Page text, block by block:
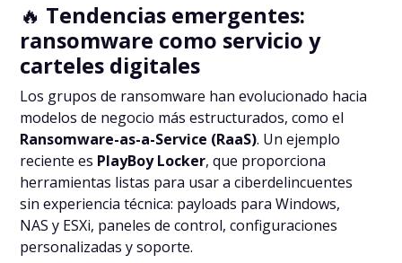
🔥 Tendencias emergentes:
ransomware como servicio y
carteles digitales
Los grupos de ransomware han evolucionado hacia
modelos de negocio más estructurados, como el
Ransomware-as-a-Service (RaaS). Un ejemplo
reciente es PlayBoy Locker, que proporciona
herramientas listas para usar a ciberdelincuentes
sin experiencia técnica: payloads para Windows,
NAS y ESXi, paneles de control, configuraciones
personalizadas y soporte.